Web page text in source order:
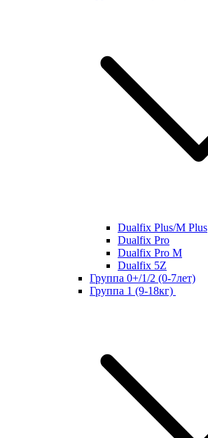
Dualfix Plus/M Plus
Dualfix Pro
Dualfix Pro M
Dualfix 5Z
Группа 0+/1/2 (0-7лет)
Группа 1 (9-18кг)